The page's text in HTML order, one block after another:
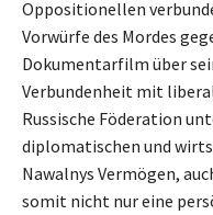
Oppositionellen
Vorwürfe des Mordes
Dokumentarfilm über
Verbundenheit mit
Russische Föderation
diplomatischen und
Nawalnys Vermögen,
somit nicht nur eine